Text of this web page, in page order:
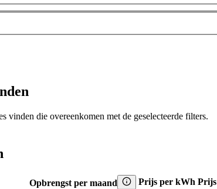
vinden die overeenkomen met de geselecteerde filters.
Opbrengst per maand Prijs per kWh Prijs